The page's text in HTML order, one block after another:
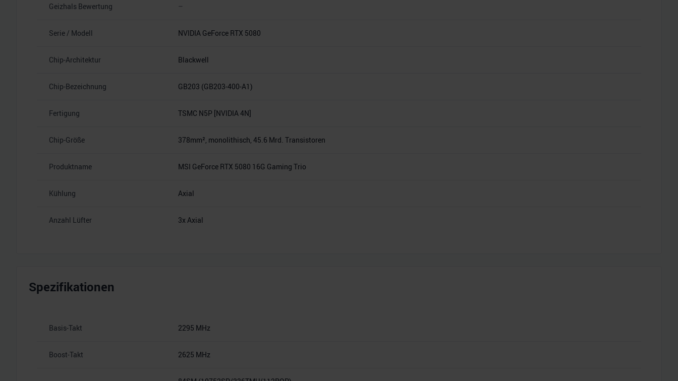
Geizhals Bewertung –
Serie / Modell NVIDIA GeForce RTX 5080
Chip-Architektur Blackwell
Chip-Bezeichnung GB203 (GB203-400-A1)
Fertigung TSMC N5P [NVIDIA 4N]
Chip-Größe 378mm², monolithisch, 45.6 Mrd. Transistoren
Produktname MSI GeForce RTX 5080 16G Gaming Trio
Kühlung Axial
Anzahl Lüfter 3x Axial
Spezifikationen
Basis-Takt 2295 MHz
Boost-Takt 2625 MHz